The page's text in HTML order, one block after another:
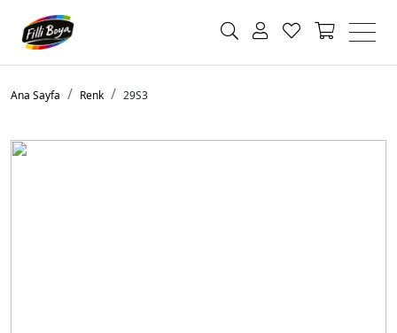
Ana Sayfa Renk 29S3